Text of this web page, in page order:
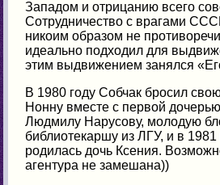
Западом и отрицанию всего
Сотрудничество с врагами
никоим образом не
идеально подходил для
этим выдвижением занялся
В 1980 году Собчак бросил
Нонну вместе с первой
Людмилу Нарусову, молодую
библиотекаршу из ЛГУ, и в 1981
родилась дочь Ксения.
агентура не замешана))